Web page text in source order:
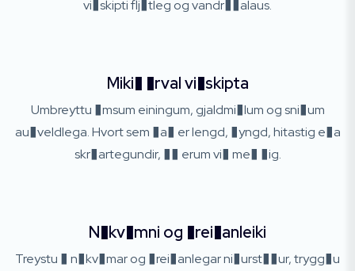
vi�skipti flj�tleg og vandr��alaus.
Miki� �rval vi�skipta
Umbreyttu �msum einingum, gjaldmi�lum og sni�um
au�veldlega. Hvort sem �a� er lengd, �yngd, hitastig e�a
skr�artegundir, �� erum vi� me� �ig.
N�kv�mni og �rei�anleiki
Treystu � n�kv�mar og �rei�anlegar ni�urst��ur, trygg�u